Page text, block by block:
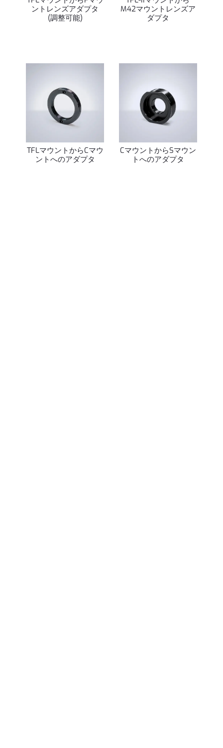
ントレンズアダプタ
(調整可能)
M42マウントレンズア
ダプタ
TFLマウントからCマウ
ントへのアダプタ
CマウントからSマウン
トへのアダプタ